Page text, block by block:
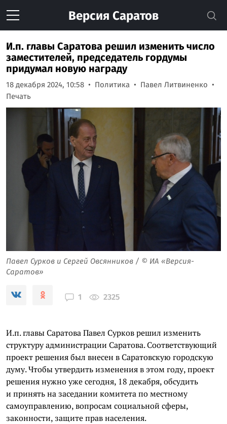
Версия Саратов
И.п. главы Саратова решил изменить число
заместителей, председатель гордумы
придумал новую награду
18 декабря 2024, 10:58 Политика
Павел Литвиненко
Печать
Павел Сурков и Сергей Овсянников / © ИА «Версия-
Саратов»
1 2325
И.п. главы Саратова Павел Сурков решил изменить
структуру администрации Саратова. Соответствующий
проект решения был внесен в Саратовскую городскую
думу. Чтобы утвердить изменения в этом году, проект
решения нужно уже сегодня, 18 декабря, обсудить
и принять на заседании комитета по местному
самоуправлению, вопросам социальной сферы,
законности, защите прав населения.